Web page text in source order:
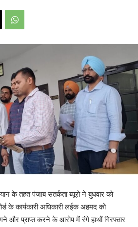
के तहत पंजाब सतर्कता ब्यूरो ने बुधवार को
के कार्यकारी अधिकारी लईक अहमद को
और प्राप्त करने के आरोप में रंगे हाथों गिरफ्तार